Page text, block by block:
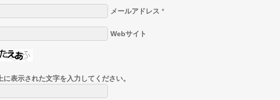
メールアドレス *
Webサイト
上に表示された文字を入力してください。